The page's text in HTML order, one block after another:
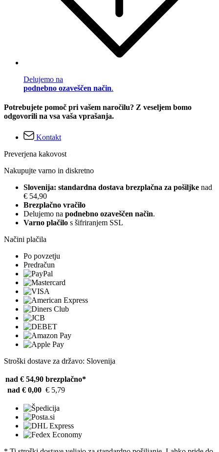
Delujemo na
podnebno ozaveščen način.
Potrebujete pomoč pri vašem naročilu? Z veseljem bomo
odgovorili na vsa vaša vprašanja.
Kontakt
Preverjena kakovost
Nakupujte varno in diskretno
Slovenija: standardna dostava brezplačna za pošiljke nad
€ 54,90
Brezplačno vračilo
Delujemo na podnebno ozaveščen način.
Varno plačilo s šifriranjem SSL
Načini plačila
Po povzetju
Predračun
Stroški dostave za državo: Slovenija
nad € 54,90 brezplačno*
nad € 0,00 € 5,79